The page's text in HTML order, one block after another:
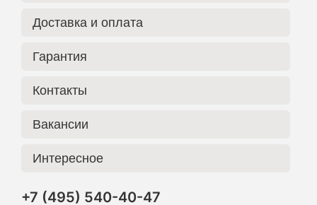
Доставка и оплата
Гарантия
Контакты
Вакансии
Интересное
+7 (495) 540-40-47